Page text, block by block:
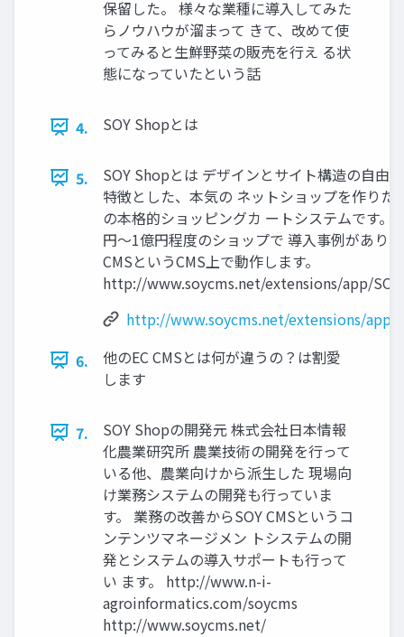
保留した。 様々な業種に導入してみた
らノウハウが溜まって きて、改めて使
ってみると生鮮野菜の販売を行え る状
態になっていたという話
4. SOY Shopとは
5.
SOY Shopとは デザインとサイト構造の自由
特徴とした、本気の ネットショップを作りた
の本格的ショッピングカ ートシステムです。
円～1億円程度のショップで 導入事例があり
CMSというCMS上で動作します。
http://www.soycms.net/extensions/app/
http://www.soycms.net/extensions/app/
6.
他のEC CMSとは何が違うの？は割愛
します
7.
SOY Shopの開発元 株式会社日本情報
化農業研究所 農業技術の開発を行って
いる他、農業向けから派生した 現場向
け業務システムの開発も行っていま
す。 業務の改善からSOY CMSというコ
ンテンツマネージメン トシステムの開
発とシステムの導入サポートも行って
い ます。 http://www.n-i-
agroinformatics.com/soycms
http://www.soycms.net/